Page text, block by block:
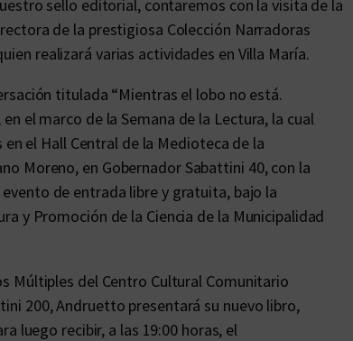
sello editorial, contaremos con la visita de la
de la prestigiosa Colección Narradoras
realizará varias actividades en Villa María.
titulada “Mientras el lobo no está.
el marco de la Semana de la Lectura, la cual
el Hall Central de la Medioteca de la
Moreno, en Gobernador Sabattini 40, con la
de entrada libre y gratuita, bajo la
y Promoción de la Ciencia de la Municipalidad
Múltiples del Centro Cultural Comunitario
200, Andruetto presentará su nuevo libro,
luego recibir, a las 19:00 horas, el